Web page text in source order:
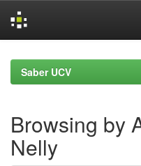
navigationSaber UCV
Browsing by
Nelly